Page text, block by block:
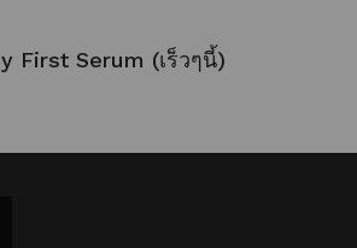
First Serum (เร็วๆนี้)